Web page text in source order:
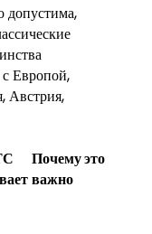
допустима,
Европой,
Австрия,
Почему это
важно